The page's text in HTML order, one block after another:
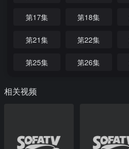
第17集 第18集
第21集 第22集
第25集 第26集
相关视频